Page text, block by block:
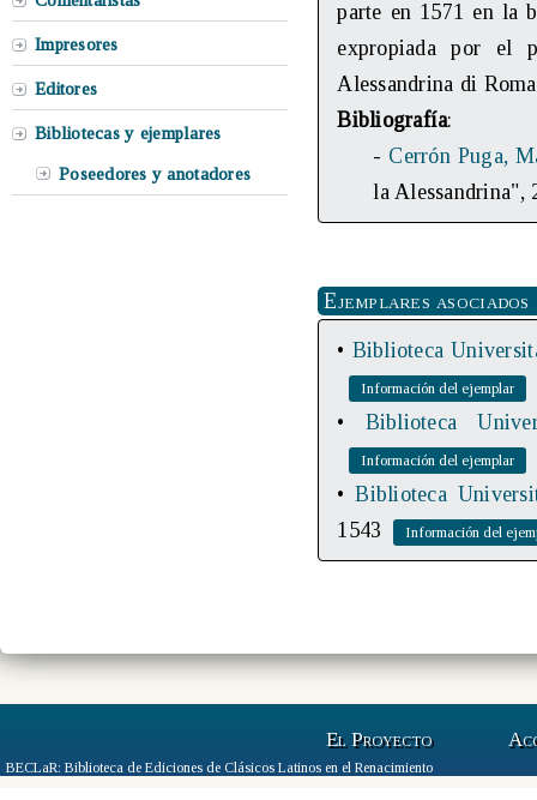
Impresores
Editores
Bibliotecas y ejemplares
Poseedores y anotadores
parte en 1571 en la
expropiada por el
Alessandrina di
Bibliografía:
- Cerrón Puga,
la Alessandrina",
Ejemplares asociados
• Biblioteca
• Biblioteca
•Biblioteca
1543
El Proyecto
BECLaR: Biblioteca de Ediciones de Clásicos Latinos en el Renacimiento